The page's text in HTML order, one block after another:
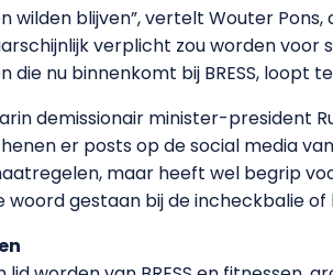
wilden blijven”, vertelt Wouter Pons,
verplicht zou worden voor
die nu binnenkomt bij BRESS,
demissionair minister-president
er posts op de social media van
maar heeft wel begrip
woord gestaan bij de incheckbalie